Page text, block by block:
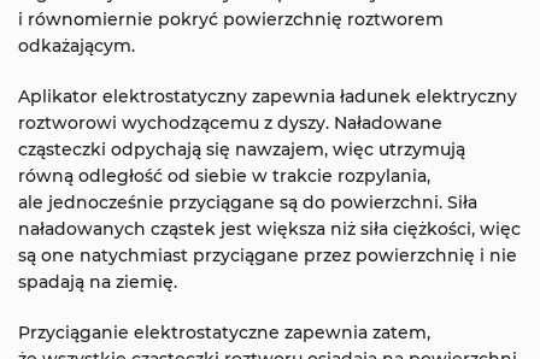
i równomiernie pokryć powierzchnię roztworem
odkażającym.
Aplikator elektrostatyczny zapewnia ładunek elektryczny
roztworowi wychodzącemu z dyszy. Naładowane
cząsteczki odpychają się nawzajem, więc utrzymują
równą odległość od siebie w trakcie rozpylania,
ale jednocześnie przyciągane są do powierzchni. Siła
naładowanych cząstek jest większa niż siła ciężkości, więc
są one natychmiast przyciągane przez powierzchnię i nie
spadają na ziemię.
Przyciąganie elektrostatyczne zapewnia zatem,